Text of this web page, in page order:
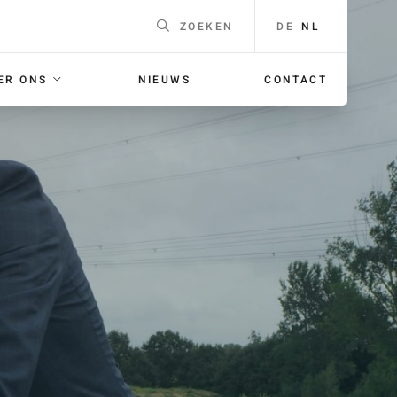
voor je
met
Telefoonnummer
ZOEKEN DE NL
ONS NIEUWS CONTACT